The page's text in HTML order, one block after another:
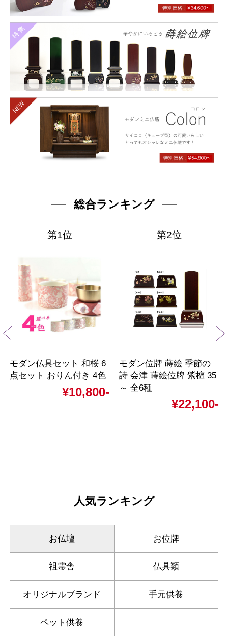
総合ランキング
第1位
モダン仏具セット 和桜 6
点セット おりん付き 4色
¥10,800-
第2位
モダン位牌 蒔絵 季節の
詩 会津 蒔絵位牌 紫檀 35
～ 全6種
¥22,100-
人気ランキング
お仏壇 お位牌
祖霊舎 仏具類
オリジナルブランド 手元供養
ペット供養